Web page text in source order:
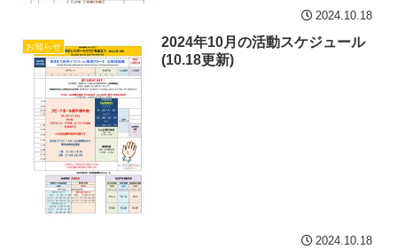
2024.10.18
お知らせ
2024年10月の活動スケジュール
(10.18更新)
2024.10.18